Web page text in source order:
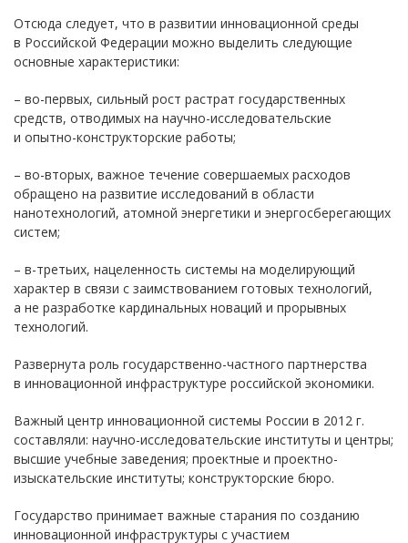
Отсюда следует, что в развитии инновационной среды
в Российской Федерации можно выделить следующие
основные характеристики:
– во-первых, сильный рост растрат государственных
средств, отводимых на научно-исследовательские
и опытно-конструкторские работы;
– во-вторых, важное течение совершаемых расходов
обращено на развитие исследований в области
нанотехнологий, атомной энергетики и энергосберегающих
систем;
– в-третьих, нацеленность системы на моделирующий
характер в связи с заимствованием готовых технологий,
а не разработке кардинальных новаций и прорывных
технологий.
Развернута роль государственно-частного партнерства
в инновационной инфраструктуре российской экономики.
Важный центр инновационной системы России в 2012 г.
составляли: научно-исследовательские институты и центры;
высшие учебные заведения; проектные и проектно-
изыскательские институты; конструкторские бюро.
Государство принимает важные старания по созданию
инновационной инфраструктуры с участием